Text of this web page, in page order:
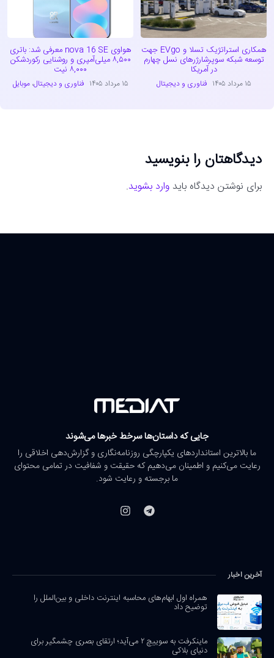
همکاری استراتژیک تسلا و EVgo جهت
توسعه شبکه سوپرشارژرهای نسل چهارم
در آمریکا
۱۵ مرداد ۱۴۰۵ فناوری و دیجیتال
هواوی nova 16 SE معرفی شد: باتری
۸,۵۰۰ میلی‌آمپری و روشنایی رکوردشکن
۸,۰۰۰ نیت
۱۵ مرداد ۱۴۰۵ فناوری و دیجیتال،موبایل
دیدگاهتان را بنویسید
برای نوشتن دیدگاه باید وارد بشوید.
جایی که داستان‌ها سرخط خبرها می‌شوند
ما بالاترین استانداردهای یکپارچگی روزنامه‌نگاری و گزارش‌دهی اخلاقی را
رعایت می‌کنیم و اطمینان می‌دهیم که حقیقت و شفافیت در تمامی محتوای
ما برجسته و رعایت شود.
آخرین اخبار
همراه اول ابهام‌های محاسبه اینترنت داخلی و بین‌الملل را
توضیح داد
ماینکرفت به سوییچ ۲ می‌آید؛ ارتقای بصری چشمگیر برای
دنیای بلاکی